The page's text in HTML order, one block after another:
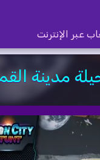
عبر الإنترنت
مدينة